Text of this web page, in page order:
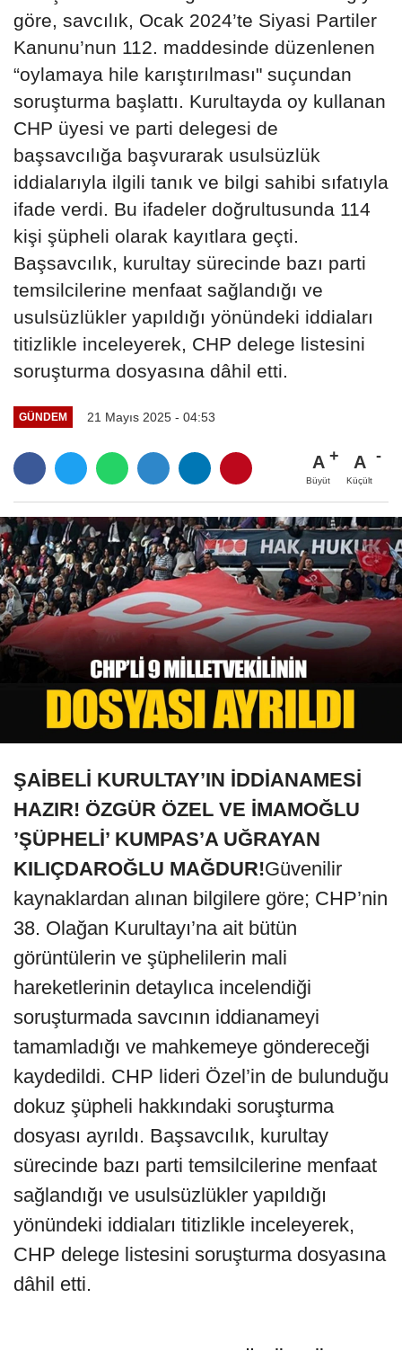
göre, savcılık, Ocak 2024’te Siyasi Partiler
Kanunu’nun 112. maddesinde düzenlenen
“oylamaya hile karıştırılması" suçundan
soruşturma başlattı. Kurultayda oy kullanan
CHP üyesi ve parti delegesi de
başsavcılığa başvurarak usulsüzlük
iddialarıyla ilgili tanık ve bilgi sahibi sıfatıyla
ifade verdi. Bu ifadeler doğrultusunda 114
kişi şüpheli olarak kayıtlara geçti.
Başsavcılık, kurultay sürecinde bazı parti
temsilcilerine menfaat sağlandığı ve
usulsüzlükler yapıldığı yönündeki iddiaları
titizlikle inceleyerek, CHP delege listesini
soruşturma dosyasına dâhil etti.
GÜNDEM 21 Mayıs 2025 - 04:53
A
Büyüt
A
Küçült
ŞAİBELİ KURULTAY’IN İDDİANAMESİ
HAZIR! ÖZGÜR ÖZEL VE İMAMOĞLU
’ŞÜPHELİ’ KUMPAS’A UĞRAYAN
KILIÇDAROĞLU MAĞDUR!Güvenilir
kaynaklardan alınan bilgilere göre; CHP’nin
38. Olağan Kurultayı’na ait bütün
görüntülerin ve şüphelilerin mali
hareketlerinin detaylıca incelendiği
soruşturmada savcının iddianameyi
tamamladığı ve mahkemeye göndereceği
kaydedildi. CHP lideri Özel’in de bulunduğu
dokuz şüpheli hakkındaki soruşturma
dosyası ayrıldı. Başsavcılık, kurultay
sürecinde bazı parti temsilcilerine menfaat
sağlandığı ve usulsüzlükler yapıldığı
yönündeki iddiaları titizlikle inceleyerek,
CHP delege listesini soruşturma dosyasına
dâhil etti.